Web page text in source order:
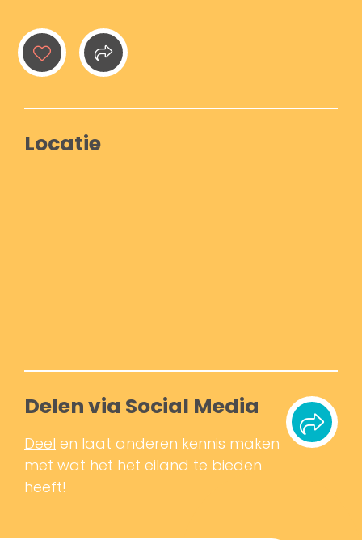
Locatie
Delen via Social Media
Deel en laat anderen kennis maken
met wat het het eiland te bieden
heeft!